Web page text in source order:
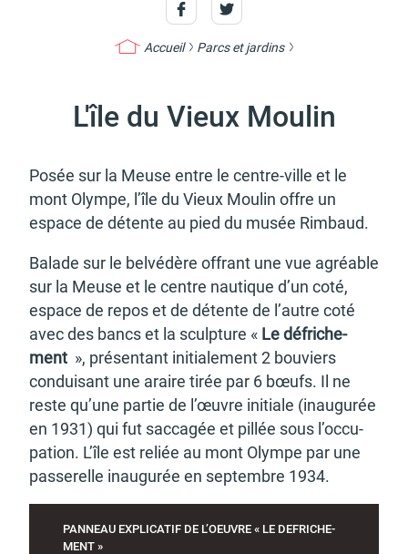
Mariage et PACS Décès
Marchés publics
Signaler un problème sur
l'espace public
Budget participatif
Archives municipales en
Accueil Parcs et jardins
L'île du Vieux Moulin
Posée sur la Meuse entre le centre-ville et le
mont Olympe, l’île du Vieux Moulin offre un
espace de détente au pied du musée Rimbaud.
Balade sur le belvé­dère offrant une vue agréable
sur la Meuse et le centre nautique d’un coté,
espace de repos et de détente de l’autre coté
avec des bancs et la sculp­ture « Le défri­che­
ment », présen­tant initia­le­ment 2 bouviers
condui­sant une araire tirée par 6 bœufs. Il ne
reste qu’une partie de l’œuvre initiale (inau­gu­rée
en 1931) qui fut sacca­gée et pillée sous l’oc­cu­
pa­tion. L’île est reliée au mont Olympe par une
passe­relle inau­gu­rée en septembre 1934.
PANNEAU EXPLI­CA­TIF DE L’OEUVRE « LE DEFRI­CHE­
MENT »